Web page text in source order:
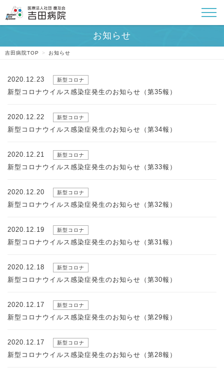
吉田病院TOP > お知らせ
2020.12.23 新型コロナ
新型コロナウイルス感染症発生のお知らせ（第35報）
2020.12.22 新型コロナ
新型コロナウイルス感染症発生のお知らせ（第34報）
2020.12.21 新型コロナ
新型コロナウイルス感染症発生のお知らせ（第33報）
2020.12.20 新型コロナ
新型コロナウイルス感染症発生のお知らせ（第32報）
2020.12.19 新型コロナ
新型コロナウイルス感染症発生のお知らせ（第31報）
2020.12.18 新型コロナ
新型コロナウイルス感染症発生のお知らせ（第30報）
2020.12.17 新型コロナ
新型コロナウイルス感染症発生のお知らせ（第29報）
2020.12.17 新型コロナ
新型コロナウイルス感染症発生のお知らせ（第28報）